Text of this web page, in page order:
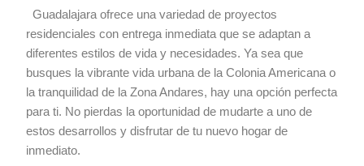
Guadalajara ofrece una variedad de proyectos
residenciales con entrega inmediata que se adaptan a
diferentes estilos de vida y necesidades. Ya sea que
busques la vibrante vida urbana de la Colonia Americana o
la tranquilidad de la Zona Andares, hay una opción perfecta
para ti. No pierdas la oportunidad de mudarte a uno de
estos desarrollos y disfrutar de tu nuevo hogar de
inmediato.